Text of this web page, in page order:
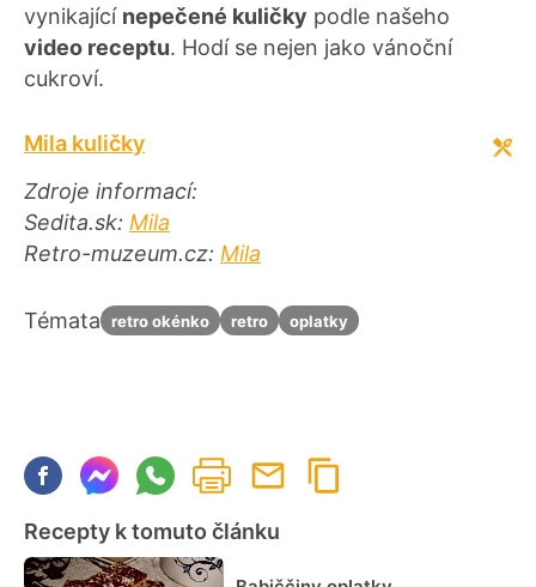
vynikající nepečené kuličky podle našeho
video receptu. Hodí se nejen jako vánoční
cukroví.
Mila kuličky
Zdroje informací:
Sedita.sk: Mila
Retro-muzeum.cz: Mila
Témata retro okénko retro oplatky
Recepty k tomuto článku